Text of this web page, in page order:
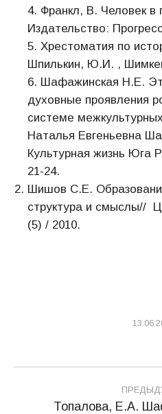
4. Франкл, В. Человек
Издательство:
5. Хрестоматия по
Шпилькин, Ю.И. ,
6. Шафажинская Н.Е.
духовные проявления
системе
Наталья Евгеньевна
Культурная жизнь Юга
21-24.
Шишов С.Е.
структура и смыслы//
(5) / 2010.
Навигация
Топалова, Е.А.